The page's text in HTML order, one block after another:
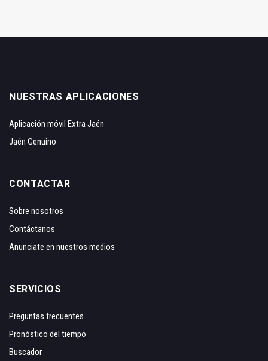
NUESTRAS APLICACIONES
Aplicación móvil Extra Jaén
Jaén Genuino
CONTACTAR
Sobre nosotros
Contáctanos
Anunciate en nuestros medios
SERVICIOS
Preguntas frecuentes
Pronóstico del tiempo
Buscador